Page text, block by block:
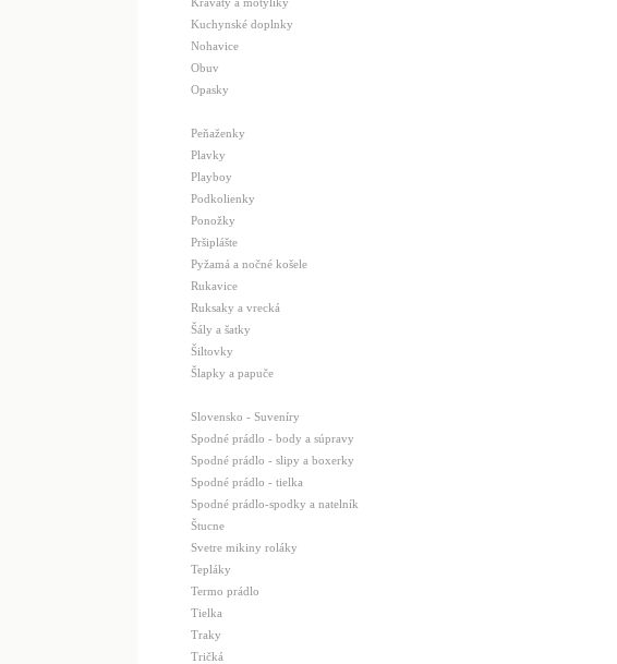
Kuchynské doplnky
Nohavice
Obuv
Opasky
Peňaženky
Plavky
Playboy
Podkolienky
Ponožky
Pršiplášte
Pyžamá a nočné košele
Rukavice
Ruksaky a vrecká
Šály a šatky
Šiltovky
Šlapky a papuče
Slovensko - Suveníry
Spodné prádlo - body a súpravy
Spodné prádlo - slipy a boxerky
Spodné prádlo - tielka
Spodné prádlo-spodky a natelník
Štucne
Svetre mikiny roláky
Tepláky
Termo prádlo
Tielka
Traky
Tričká